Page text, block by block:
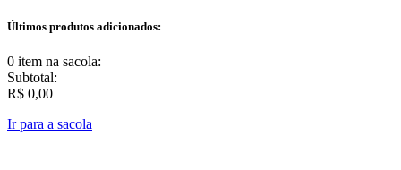
Últimos produtos adicionados:
0 item na sacola:
Subtotal:
R$ 0,00
Ir para a sacola